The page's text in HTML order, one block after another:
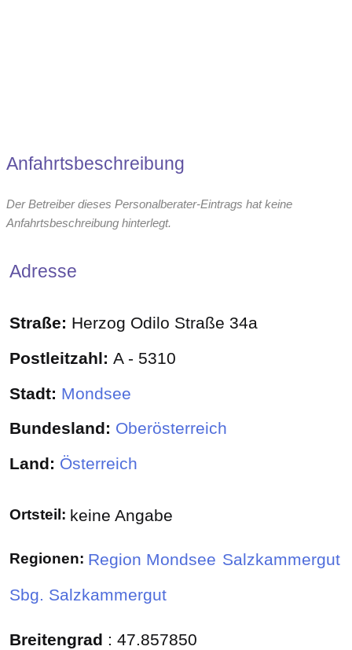
Anfahrtsbeschreibung
Der Betreiber dieses Personalberater-Eintrags hat keine
Anfahrtsbeschreibung hinterlegt.
Adresse
Straße: Herzog Odilo Straße 34a
Postleitzahl: A - 5310
Stadt: Mondsee
Bundesland: Oberösterreich
Land: Österreich
Ortsteil: keine Angabe
Regionen: Region Mondsee Salzkammergut
Sbg. Salzkammergut
Breitengrad : 47.857850